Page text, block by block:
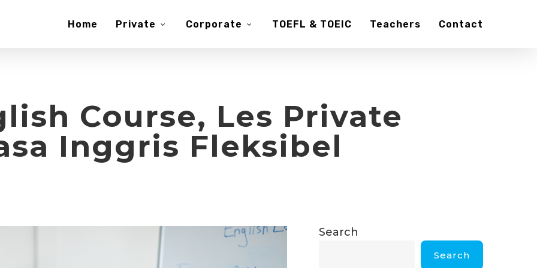
Home Private Corporate TOEFL & TOEIC Teachers Contact
Course, Les Private
Inggris Fleksibel
Search
Search